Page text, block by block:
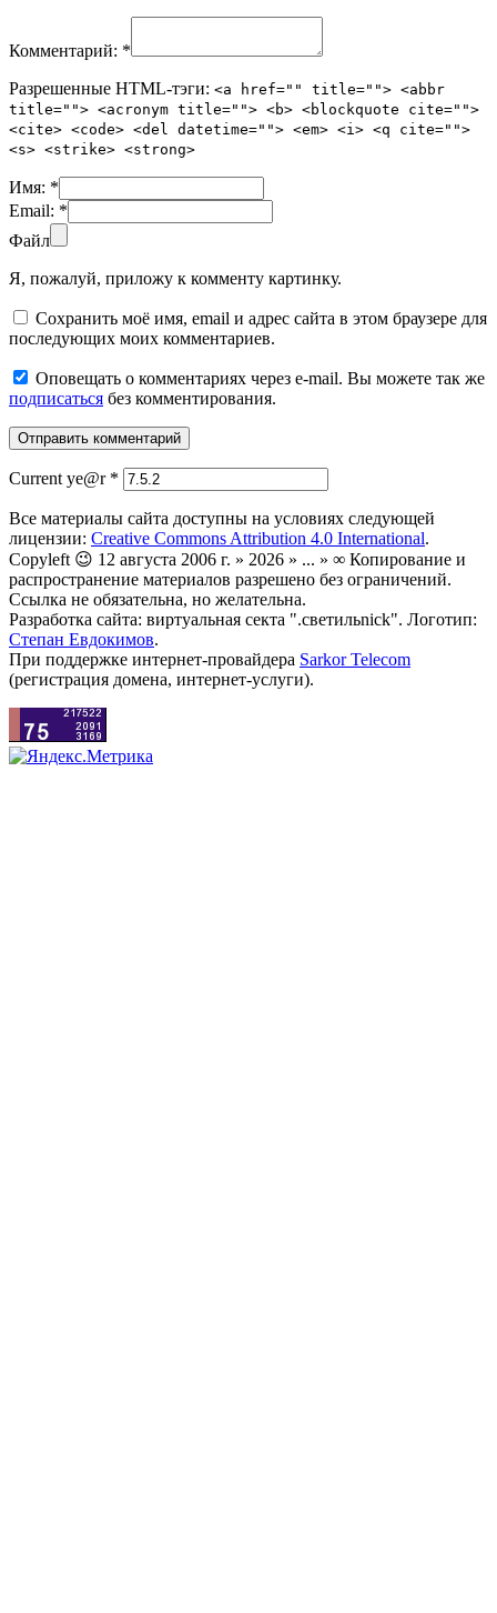
Комментарий: *
Разрешенные HTML-тэги: <a href="" title=""> <abbr
title=""> <acronym title=""> <b> <blockquote cite="">
<cite> <code> <del datetime=""> <em> <i> <q cite="">
<s> <strike> <strong>
Имя: *
Email: *
Файл
Я, пожалуй, приложу к комменту картинку.
Сохранить моё имя, email и адрес сайта в этом браузере для
последующих моих комментариев.
Оповещать о комментариях через e-mail. Вы можете так же
подписаться без комментирования.
Current ye@r *
Все материалы сайта доступны на условиях следующей
лицензии: Creative Commons Attribution 4.0 International.
Copyleft 😉 12 августа 2006 г. » 2026 » ... » ∞ Копирование и
распространение материалов разрешено без ограничений.
Ссылка не обязательна, но желательна.
Разработка сайта: виртуальная секта ".светильnick". Логотип:
Степан Евдокимов.
При поддержке интернет-провайдера Sarkor Telecom
(регистрация домена, интернет-услуги).